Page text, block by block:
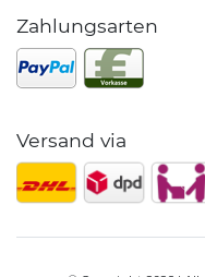
Zahlungsarten
Versand via